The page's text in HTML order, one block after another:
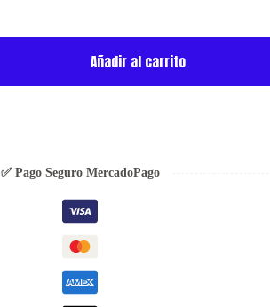
Añadir al carrito
✅ Pago Seguro MercadoPago